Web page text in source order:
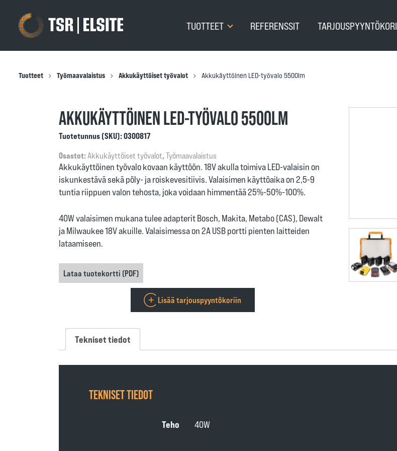
TUOTTEET REFERENSSIT TARJOUSPYYNTÖKORI
Tuotteet Työmaavalaistus Akkukäyttöiset työvalot Akkukäyttöinen LED-työvalo 5500lm
AKKUKÄYTTÖINEN LED-TYÖVALO 5500LM
Akkukäyttöinen työvalo kovaan käyttöön. 18V akulla toimiva LED-valaisin on
iskunkestävä sekä pöly- ja roiskevesitiivis. Valaisimen käyttöaika on 2,5-9
tuntia riippuen valon tehosta, joka voidaan himmentää 25%-50%-100%.
40W valaisimen mukana tulee adapterit Bosch, Makita, Metabo (CAS), Dewalt
ja Milwaukee 18V akuille. Valaisimessa on 2A USB portti pienten laitteiden
lataamiseen.
Lisää tarjouspyyntökoriin
Tuotetunnus (SKU):0300817
Osastot: Akkukäyttöiset työvalot, Työmaavalaistus
Lataa tuotekortti (PDF)
Tekniset tiedot
TEKNISET TIEDOT
Teho 40W